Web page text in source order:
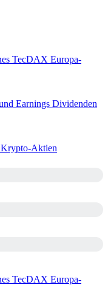
TecDAX Europa-
Earnings Dividenden
Krypto-Aktien
TecDAX Europa-